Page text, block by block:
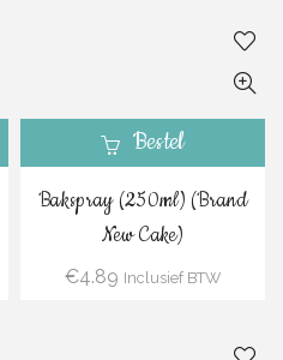
Bestel
Bakspray (250ml) (Brand
New Cake)
€4.89 Inclusief BTW